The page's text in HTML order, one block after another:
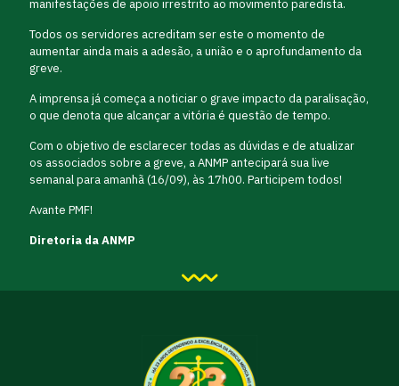
manifestações de apoio irrestrito ao movimento paredista.
Todos os servidores acreditam ser este o momento de
aumentar ainda mais a adesão, a união e o aprofundamento da
greve.
A imprensa já começa a noticiar o grave impacto da paralisação,
o que denota que alcançar a vitória é questão de tempo.
Com o objetivo de esclarecer todas as dúvidas e de atualizar
os associados sobre a greve, a ANMP antecipará sua live
semanal para amanhã (16/09), às 17h00. Participem todos!
Avante PMF!
Diretoria da ANMP